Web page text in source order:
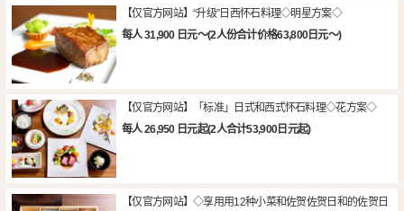
【仅官方网站】“升级”日西怀石料理◇明星方案◇
每人 31,900 日元～(2人份合计价格63,800日元～)
【仅官方网站】「标准」日式和西式怀石料理◇花方案◇
每人 26,950 日元起(2人合计53,900日元起)
【仅官方网站】◇享用用12种小菜和佐贺佐贺日和的佐贺日